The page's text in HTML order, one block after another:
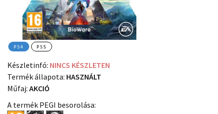
PS4 PS5
Készletinfó: NINCS KÉSZLETEN
Termék állapota: HASZNÁLT
Műfaj: AKCIÓ
A termék PEGI besorolása: